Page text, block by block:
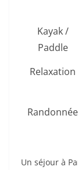
Kayak /
Paddle
Relaxation
Randonnée
Un séjour à